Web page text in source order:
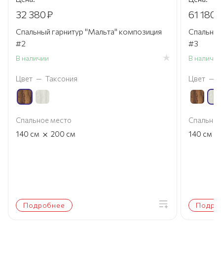
32 380₽
Спальный гарнитур "Мальта" композиция
#2
В наличии
Цвет — Таксония
Спальное место
140 см × 200 см
Подробнее
61 180
#3
В наличии
Цвет —
140 см